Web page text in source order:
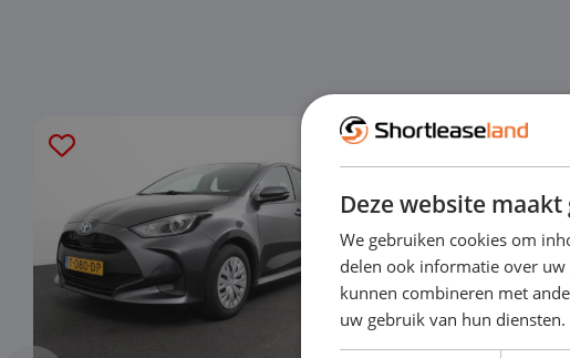
Deze website
We gebruiken cookies om
delen ook informatie over uw
kunnen combineren met
uw gebruik van hun diensten.